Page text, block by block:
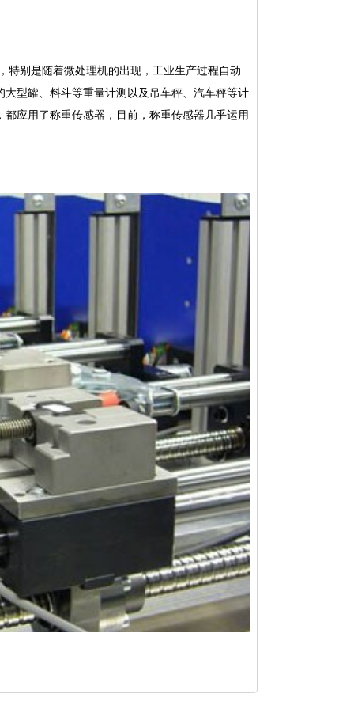
特别是随着微处理机的出现，工业生产过程自动
型罐、料斗等重量计测以及吊车秤、汽车秤等计
应用了称重传感器，目前，称重传感器几乎运用